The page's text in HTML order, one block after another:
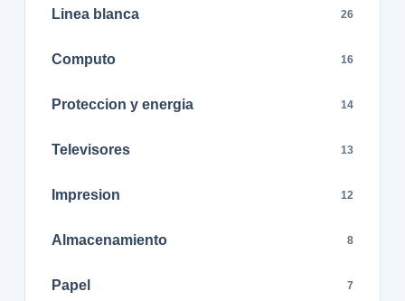
Linea blanca 26
Computo 16
Proteccion y energia 14
Televisores 13
Impresion 12
Almacenamiento 8
Papel 7